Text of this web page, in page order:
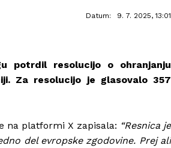
Datum: 9. 7. 2025, 13:01
potrdil resolucijo o ohranjanju
Za resolucijo je glasovalo 357
na platformi X zapisala: “Resnica je
del evropske zgodovine. Prej ali